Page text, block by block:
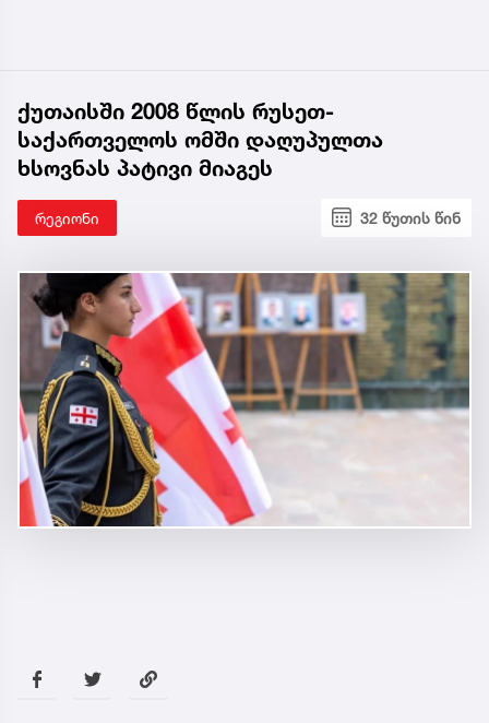
ქუთაისში 2008 წლის რუსეთ-
საქართველოს ომში დაღუპულთა
ხსოვნას პატივი მიაგეს
რეგიონი 32 წუთის წინ